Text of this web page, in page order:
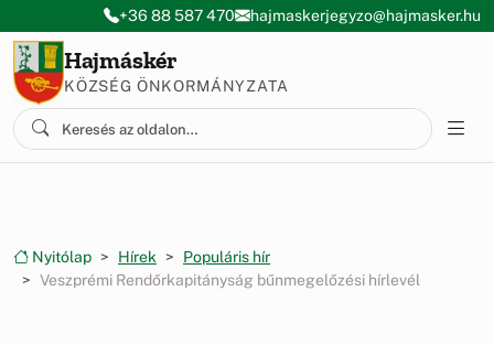
Ugrás a menüre
Ugrás a tartalomra
+36 88 587 470 hajmaskerjegyzo@hajmasker.hu
Hajmáskér
KÖZSÉG ÖNKORMÁNYZATA
Nyitólap Hírek
Populáris hír
Veszprémi Rendőrkapitányság bűnmegelőzési hírlevél